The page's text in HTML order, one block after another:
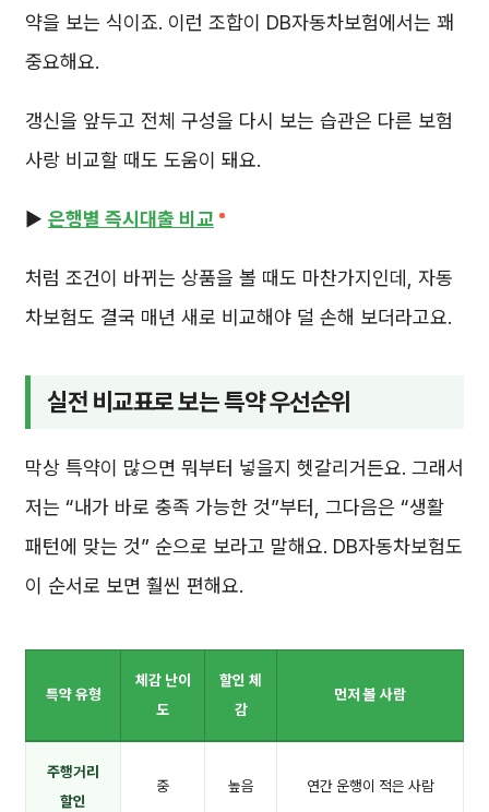
약을 보는 식이죠. 이런 조합이 DB자동차보험에서는 꽤
중요해요.
갱신을 앞두고 전체 구성을 다시 보는 습관은 다른 보험
사랑 비교할 때도 도움이 돼요.
▶️ 은행별 즉시대출 비교
처럼 조건이 바뀌는 상품을 볼 때도 마찬가지인데, 자동
차보험도 결국 매년 새로 비교해야 덜 손해 보더라고요.
실전 비교표로 보는 특약 우선순위
막상 특약이 많으면 뭐부터 넣을지 헷갈리거든요. 그래서
저는 “내가 바로 충족 가능한 것”부터, 그다음은 “생활
패턴에 맞는 것” 순으로 보라고 말해요. DB자동차보험도
이 순서로 보면 훨씬 편해요.
특약 유형
체감 난이
도
할인 체
감
먼저 볼 사람
주행거리
할인
중 높음 연간 운행이 적은 사람